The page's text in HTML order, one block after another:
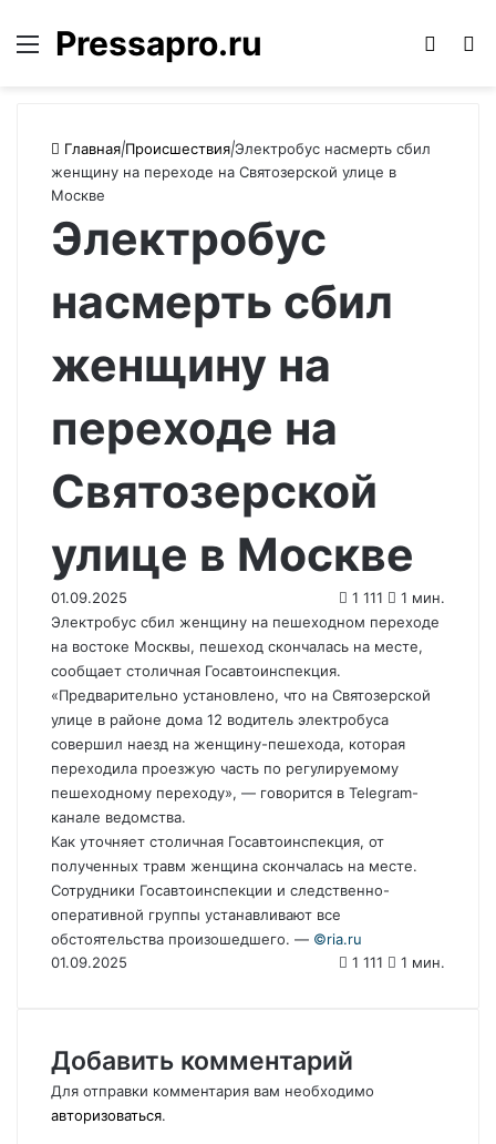
Меню
Pressapro.ru Войти
Главная|Происшествия|Электробус насмерть сбил
женщину на переходе на Святозерской улице в
Москве
Электробус
насмерть сбил
женщину на
переходе на
Святозерской
улице в Москве
01.09.2025 1 111
1 мин.
Электробус сбил женщину на пешеходном переходе
на востоке Москвы, пешеход скончалась на месте,
сообщает столичная Госавтоинспекция.
«Предварительно установлено, что на Святозерской
улице в районе дома 12 водитель электробуса
совершил наезд на женщину-пешехода, которая
переходила проезжую часть по регулируемому
пешеходному переходу», — говорится в Telegram-
канале ведомства.
Как уточняет столичная Госавтоинспекция, от
полученных травм женщина скончалась на месте.
Сотрудники Госавтоинспекции и следственно-
оперативной группы устанавливают все
обстоятельства произошедшего. — ©riа.ru
01.09.2025
1 111 1 мин.
Добавить комментарий
Для отправки комментария вам необходимо
авторизоваться.